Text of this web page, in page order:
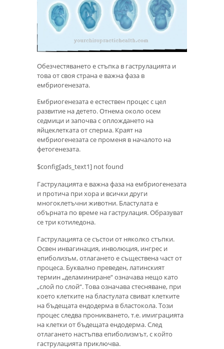
Обезчестяването е стъпка в гаструлацията и
това от своя страна е важна фаза в
ембриогенезата.
Ембриогенезата е естествен процес с цел
развитие на детето. Отнема около осем
седмици и започва с оплождането на
яйцеклетката от сперма. Краят на
ембриогенезата се променя в началото на
фетогенезата.
$config[ads_text1] not found
Гаструлацията е важна фаза на ембриогенезата
и протича при хора и всички други
многоклетъчни животни. Бластулата е
обърната по време на гаструлация. Образуват
се три котиледона.
Гаструлацията се състои от няколко стъпки.
Освен инвагинация, инволюция, ингрес и
епиболизъм, отлагането е съществена част от
процеса. Буквално преведен, латинският
термин „деламиниране“ означава нещо като
„слой по слой“. Това означава стесняване, при
което клетките на бластулата свиват клетките
на бъдещата ендодерма в бластокола. Този
процес следва проникването, т.е. имиграцията
на клетки от бъдещата ендодерма. След
отлагането настъпва епиболизмът, с който
гаструлацията приключва.